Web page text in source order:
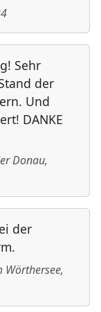
Sehr
der
Und
DANKE
Donau,
der
Wörthersee,